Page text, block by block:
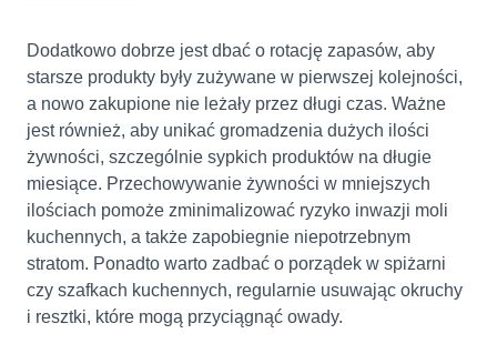
Dodatkowo dobrze jest dbać o rotację zapasów, aby
starsze produkty były zużywane w pierwszej kolejności,
a nowo zakupione nie leżały przez długi czas. Ważne
jest również, aby unikać gromadzenia dużych ilości
żywności, szczególnie sypkich produktów na długie
miesiące. Przechowywanie żywności w mniejszych
ilościach pomoże zminimalizować ryzyko inwazji moli
kuchennych, a także zapobiegnie niepotrzebnym
stratom. Ponadto warto zadbać o porządek w spiżarni
czy szafkach kuchennych, regularnie usuwając okruchy
i resztki, które mogą przyciągnąć owady.